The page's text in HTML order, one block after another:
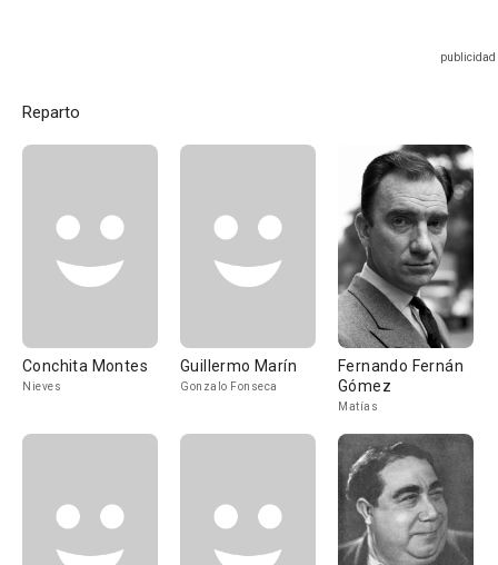
Reparto
Conchita Montes
Nieves
Guillermo Marín
Gonzalo Fonseca
Fernando Fernán
Gómez
Matías